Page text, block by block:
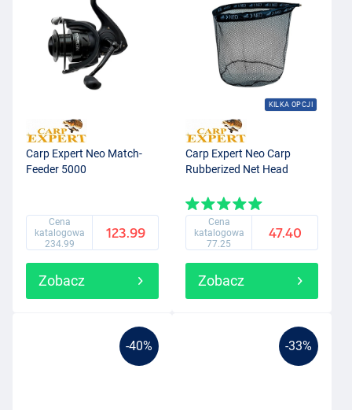
Carp Expert Neo Match-
Feeder 5000
Cena
katalogowa
234.99
123.99
Zobacz
KILKA OPCJI
Carp Expert Neo Carp
Rubberized Net Head
Cena
katalogowa
77.25
47.40
Zobacz
-40% -33%